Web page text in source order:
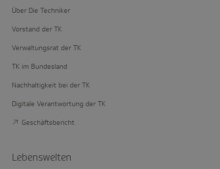
Über Die Techniker
Vorstand der TK
Verwaltungsrat der TK
TK im Bundesland
Nachhaltigkeit bei der TK
Digitale Verantwortung der TK
Geschäftsbericht
Lebens­welten